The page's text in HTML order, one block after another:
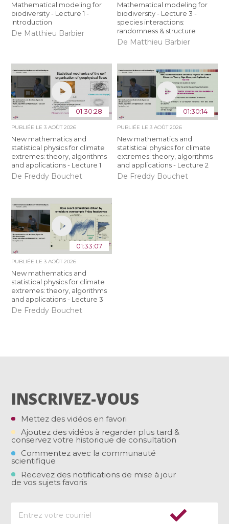
Mathematical modeling for
biodiversity - Lecture 1 -
Introduction
De Matthieu Barbier
Mathematical modeling for
biodiversity - Lecture 3 -
species interactions:
randomness & structure
De Matthieu Barbier
01:30:28
PUBLIÉE LE3 AOÛT 2026
New mathematics and
statistical physics for climate
extremes: theory, algorithms
and applications - Lecture 1
De Freddy Bouchet
01:30:14
PUBLIÉE LE 3 AOÛT 2026
New mathematics and
statistical physics for climate
extremes: theory, algorithms
and applications - Lecture 2
De Freddy Bouchet
01:33:07
PUBLIÉE LE3 AOÛT 2026
New mathematics and
statistical physics for climate
extremes: theory, algorithms
and applications - Lecture 3
De Freddy Bouchet
INSCRIVEZ-VOUS
Mettez des vidéos en favori
Ajoutez des vidéos à regarder plus tard &
conservez votre historique de consultation
Commentez avec la communauté
scientifique
Recevez des notifications de mise à jour
de vos sujets favoris